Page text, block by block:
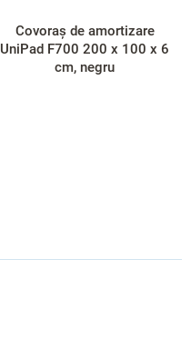
Covoraș de amortizare
UniPad F700 200 x 100 x 6
cm, negru